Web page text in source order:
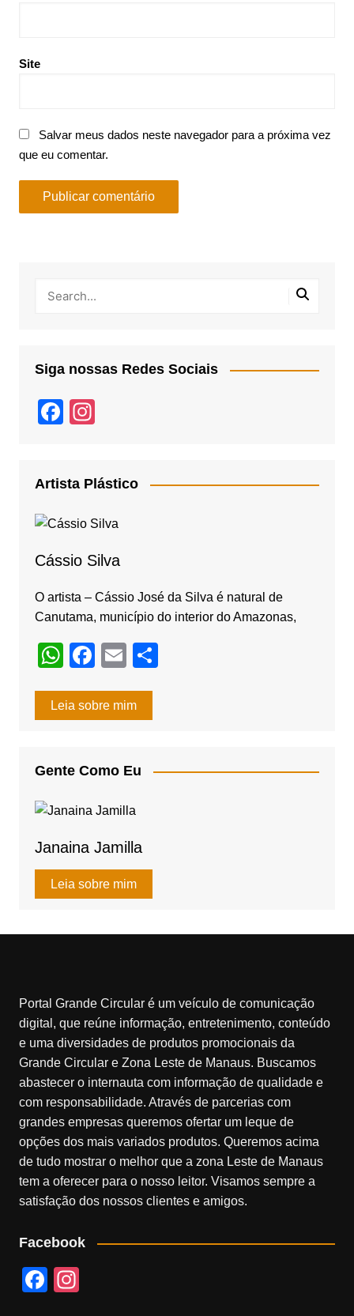
Site
Salvar meus dados neste navegador para a próxima vez
que eu comentar.
Siga nossas Redes Sociais
F
e
o
k
gr
a
Artista Plástico
Cássio Silva
O artista – Cássio José da Silva é natural de
Canutama, município do interior do Amazonas,
W
at
p
p
F
c
o
o
E
ail
Leia sobre mim
Gente Como Eu
Janaina Jamilla
Leia sobre mim
Portal Grande Circular é um veículo de comunicação
digital, que reúne informação, entretenimento, conteúdo
e uma diversidades de produtos promocionais da
Grande Circular e Zona Leste de Manaus. Buscamos
abastecer o internauta com informação de qualidade e
com responsabilidade. Através de parcerias com
grandes empresas queremos ofertar um leque de
opções dos mais variados produtos. Queremos acima
de tudo mostrar o melhor que a zona Leste de Manaus
tem a oferecer para o nosso leitor. Visamos sempre a
satisfação dos nossos clientes e amigos.
Facebook
F